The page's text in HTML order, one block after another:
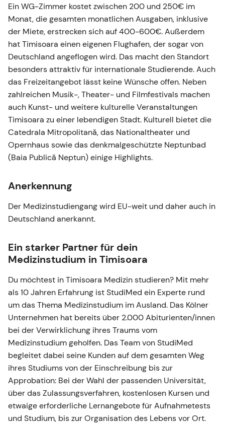
Ein WG-Zimmer kostet zwischen 200 und 250€ im
Monat, die gesamten monatlichen Ausgaben, inklusive
der Miete, erstrecken sich auf 400-600€. Außerdem
hat Timisoara einen eigenen Flughafen, der sogar von
Deutschland angeflogen wird. Das macht den Standort
besonders attraktiv für internationale Studierende. Auch
das Freizeitangebot lässt keine Wünsche offen. Neben
zahlreichen Musik-, Theater- und Filmfestivals machen
auch Kunst- und weitere kulturelle Veranstaltungen
Timisoara zu einer lebendigen Stadt. Kulturell bietet die
Catedrala Mitropolitană, das Nationaltheater und
Opernhaus sowie das denkmalgeschützte Neptunbad
(Baia Publică Neptun) einige Highlights.
Anerkennung
Der Medizinstudiengang wird EU-weit und daher auch in
Deutschland anerkannt.
Ein starker Partner für dein
Medizinstudium in Timisoara
Du möchtest in Timisoara Medizin studieren? Mit mehr
als 10 Jahren Erfahrung ist StudiMed ein Experte rund
um das Thema Medizinstudium im Ausland. Das Kölner
Unternehmen hat bereits über 2.000 Abiturienten/innen
bei der Verwirklichung ihres Traums vom
Medizinstudium geholfen. Das Team von StudiMed
begleitet dabei seine Kunden auf dem gesamten Weg
ihres Studiums von der Einschreibung bis zur
Approbation: Bei der Wahl der passenden Universität,
über das Zulassungsverfahren, kostenlosen Kursen und
etwaige erforderliche Lernangebote für Aufnahmetests
und Studium, bis zur Organisation des Lebens vor Ort.